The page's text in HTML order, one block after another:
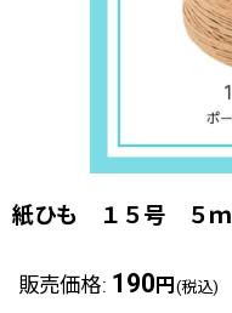
紙ひも １５号 ５ｍ
販売価格: 190 円 (税込)